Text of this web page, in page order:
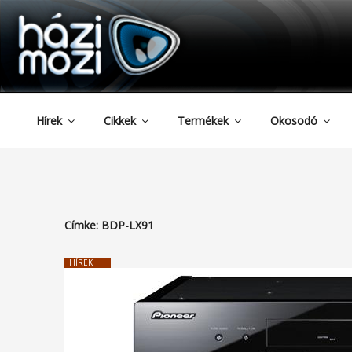
Tartalomhoz
HAZIMOZI
Hírek Cikkek Termékek Okosodó
Címke: BDP-LX91
HÍREK